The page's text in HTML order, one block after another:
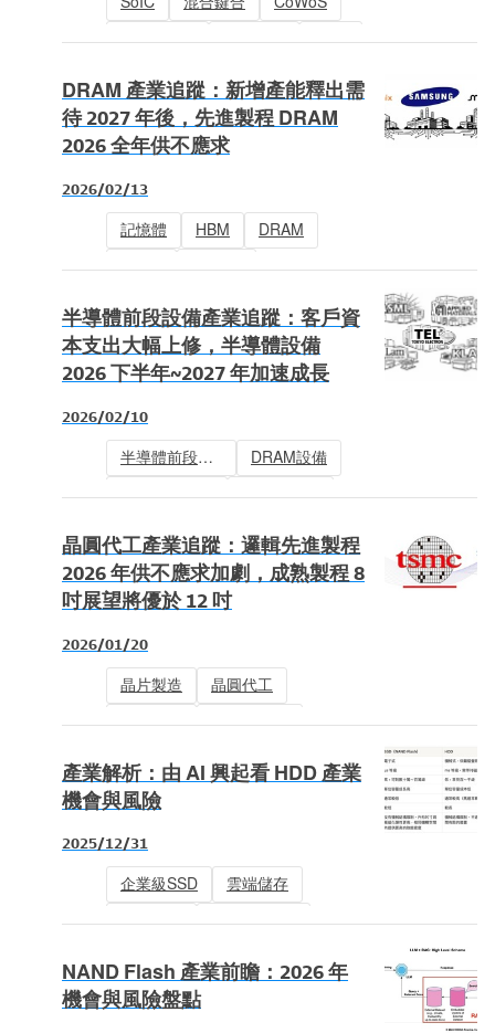
TC Bonder
先進封裝
HBM
半導體封測
半導體設備
DRAM 產業追蹤：新增產能釋出需
待 2027 年後，先進製程 DRAM
2026 全年供不應求
2026/02/13
記憶體 HBM
DRAM
DDR4
BT載板
半導體前段設備產業追蹤：客戶資
本支出大幅上修，半導體設備
2026 下半年~2027 年加速成長
2026/02/10
半導體前段設備
DRAM設備
邏輯製程設備
記憶體設備
晶圓製造
廠務工程
半導體設備
NAND Flash設備
NAND Flash
晶圓代工產業追蹤：邏輯先進製程
2026 年供不應求加劇，成熟製程 8
吋展望將優於 12 吋
2026/01/20
晶片製造
晶圓代工
廠務工程
半導體設備
先進封裝
IC設計
產業解析：由 AI 興起看 HDD 產業
機會與風險
2025/12/31
企業級SSD
雲端儲存
玻璃基板
NAND Flash
HAMR
NAND Flash 產業前瞻：2026 年
機會與風險盤點